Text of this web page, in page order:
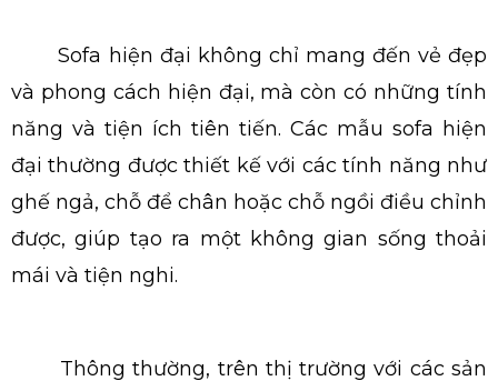
Sofa hiện đại không chỉ mang đến vẻ đẹp
và phong cách hiện đại, mà còn có những tính
năng và tiện ích tiên tiến. Các mẫu sofa hiện
đại thường được thiết kế với các tính năng như
ghế ngả, chỗ để chân hoặc chỗ ngồi điều chỉnh
được, giúp tạo ra một không gian sống thoải
mái và tiện nghi.
Thông thường, trên thị trường với các sản